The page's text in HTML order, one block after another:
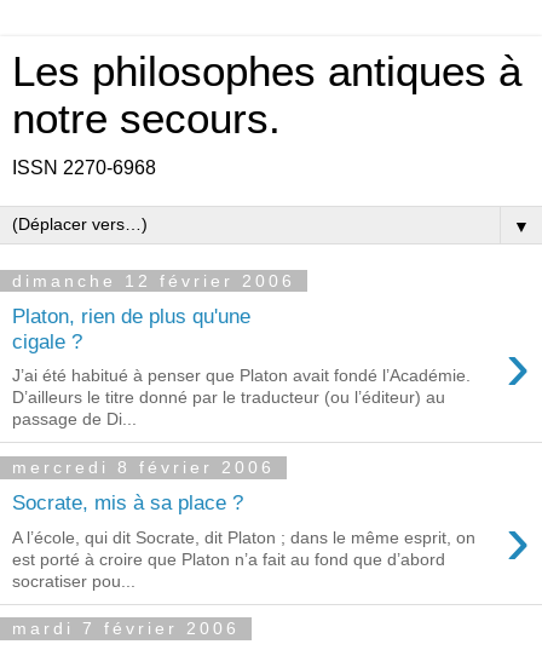
Les philosophes antiques à
notre secours.
ISSN 2270-6968
▼
dimanche 12 février 2006
Platon, rien de plus qu'une
cigale ?
›
J’ai été habitué à penser que Platon avait fondé l’Académie.
D’ailleurs le titre donné par le traducteur (ou l’éditeur) au
passage de Di...
mercredi 8 février 2006
Socrate, mis à sa place ? ›
A l’école, qui dit Socrate, dit Platon ; dans le même esprit, on
est porté à croire que Platon n’a fait au fond que d’abord
socratiser pou...
mardi 7 février 2006